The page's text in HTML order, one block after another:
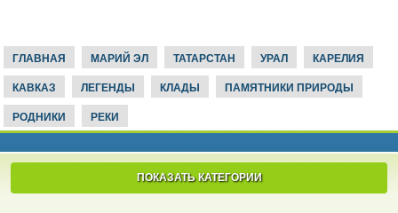
ГЛАВНАЯ МАРИЙ ЭЛ ТАТАРСТАН УРАЛ КАРЕЛИЯ
КАВКАЗ ЛЕГЕНДЫ КЛАДЫ ПАМЯТНИКИ ПРИРОДЫ
РОДНИКИ РЕКИ
ПОКАЗАТЬ КАТЕГОРИИ